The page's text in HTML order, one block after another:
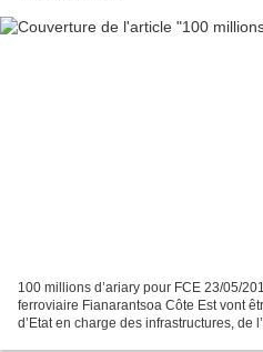
100 millions d’ariary pour FCE 23/05/
ferroviaire Fianarantsoa Côte Est vont
d’Etat en charge des infrastructures, de